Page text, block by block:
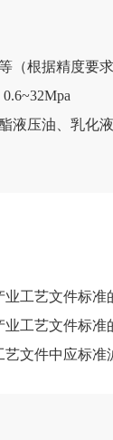
（根据精度要
液压油、乳化
业工艺文件标
业工艺文件标
艺文件中应标准